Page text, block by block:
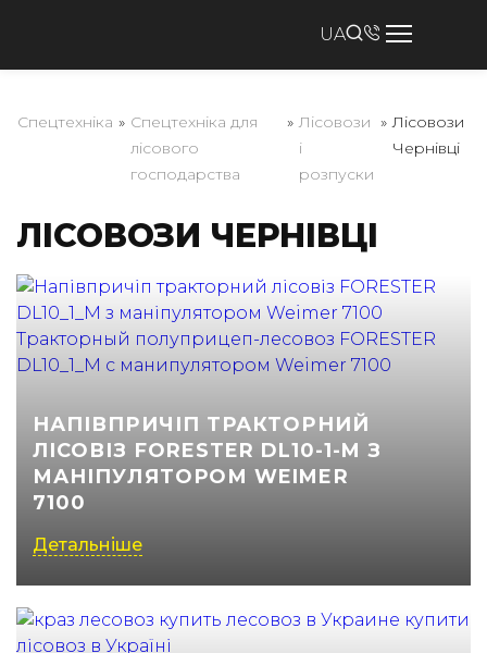
UA
(067) 351-45-15
Спецтехніка » Спецтехніка для
лісового
господарства
» Лісовози
і
розпуски
» Лісовози
Чернівці
ЛІСОВОЗИ ЧЕРНІВЦІ
НАПІВПРИЧІП ТРАКТОРНИЙ
ЛІСОВІЗ FORESTER DL10-1-M З
МАНІПУЛЯТОРОМ WEIMER
7100
Детальніше